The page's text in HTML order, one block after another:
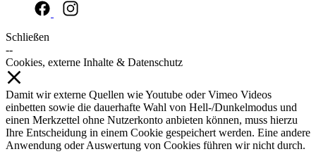
Schließen
--
Cookies, externe Inhalte & Datenschutz
Damit wir externe Quellen wie Youtube oder Vimeo Videos
einbetten sowie die dauerhafte Wahl von Hell-/Dunkelmodus und
einen Merkzettel ohne Nutzerkonto anbieten können, muss hierzu
Ihre Entscheidung in einem Cookie gespeichert werden. Eine andere
Anwendung oder Auswertung von Cookies führen wir nicht durch.